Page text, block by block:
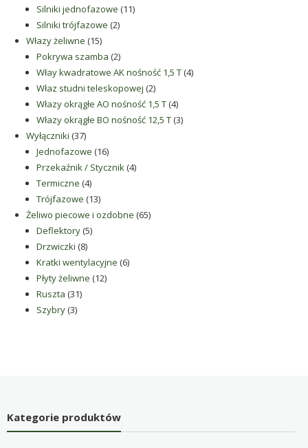
produktów
Silniki jednofazowe 1111
Silniki trójfazowe 22
Włazy żeliwne 1515
produktów
Pokrywa szamba 22
produkty
Włay kwadratowe AK nośność 1,5 T 44
Właz studni teleskopowej 22
produkty
Włazy okrągłe AO nośność 1,5 T 44
produkty
Włazy okrągłe BO nośność 12,5 T 33
Wyłączniki 3737
produktów
Jednofazowe 1616
produktów
Przekaźnik / Stycznik 44
Termiczne 44
produkty
Trójfazowe 1313
produktów
Żeliwo piecowe i ozdobne 6565
Deflektory 55
Drzwiczki 88
produktów
Kratki wentylacyjne 66
Płyty żeliwne 1212
Ruszta 3131
Szybry 33
Kategorie produktów